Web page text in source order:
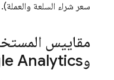
سعر شراء السلعة والعملة).
وAnalytics